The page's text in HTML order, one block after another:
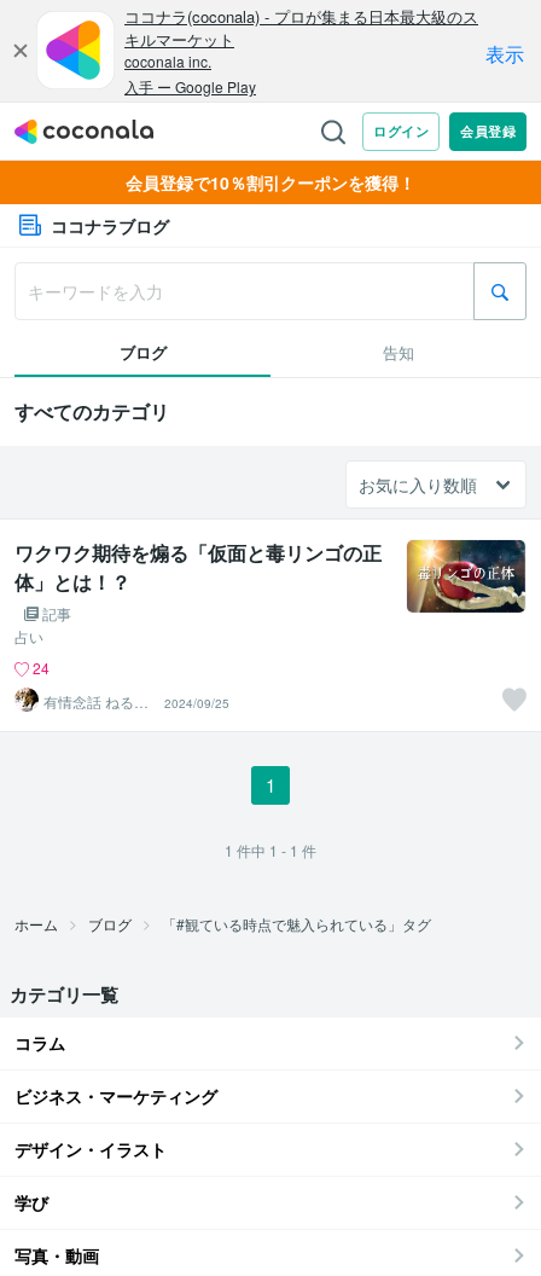
会員登録で10％割引クーポンを獲得！
ココナラブログ
ブログ 告知
すべてのカテゴリ
ワクワク期待を煽る「仮面と毒リンゴの正
体」とは！？
記事
占い
24
有情念話 ねる
ふ ﾋﾋﾞｷﾏﾉｽﾍﾞｼ
2024/09/25
1
1 件中 1 - 1 件
ホーム ブログ 「#観ている時点で魅入られている」タグ
カテゴリ一覧
コラム
ビジネス・マーケティング
デザイン・イラスト
学び
写真・動画